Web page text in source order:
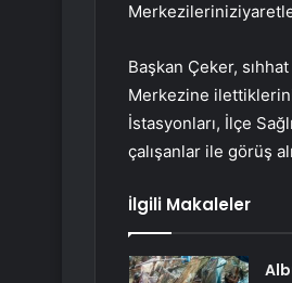
Başkan Çeker,
Merkezine
İstasyonları, İlçe
çalışanlar ile görüş
İlgili Makaleler